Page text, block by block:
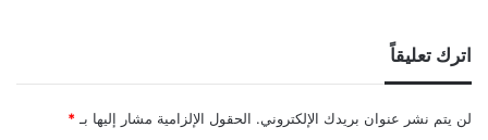
اترك تعليقاً
لن يتم نشر عنوان بريدك الإلكتروني. الحقول الإلزامية مشار إليها بـ *